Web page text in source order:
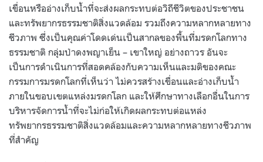
เขื่อนหรืออ่างเก็บน้ำที่จะส่งผลกระทบต่อวิถีชีวิตของประชาชน
และทรัพยากรธรรมชาติสิ่งแวดล้อม รวมถึงความหลากหลายทาง
ชีวภาพ ซึ่งเป็นคุณค่าโดดเด่นเป็นสากลของพื้นที่มรดกโลกทาง
ธรรมชาติ กลุ่มป่าดงพญาเย็น – เขาใหญ่ อย่างถาวร อันจะ
เป็นการดำเนินการที่สอดคล้องกับความเห็นและมติของคณะ
กรรมการมรดกโลกที่เห็นว่า ไม่ควรสร้างเขื่อนและอ่างเก็บน้ำ
ภายในขอบเขตแหล่งมรดกโลก และให้ศึกษาทางเลือกอื่นในการ
บริหารจัดการน้ำที่จะไม่ก่อให้เกิดผลกระทบต่อแหล่ง
ทรัพยากรธรรมชาติสิ่งแวดล้อมและความหลากหลายทางชีวภาพ
ที่สำคัญ